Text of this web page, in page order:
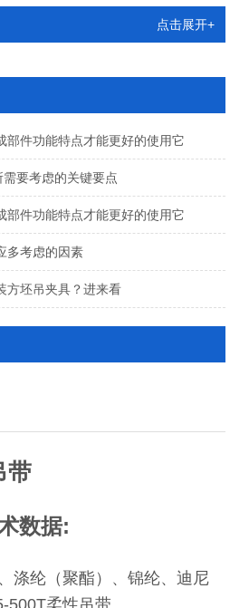
点击展开+
部件功能特点才能更好的使用它
要考虑的关键要点
部件功能特点才能更好的使用它
多考虑的因素
方坯吊夹具？进来看
带
数据:
涤纶（聚酯）、锦纶、迪尼